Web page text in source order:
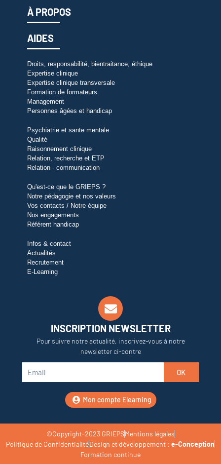
À PROPOS
AIDES
Droits, responsabilité, bientraitance, éthique
Expertise clinique
Expertise clinique transversale
Formation de formateurs
Management
Personnes âgées et handicap
Psychiatrie et sante mentale
Qualité
Raisonnement clinique
Relation, recherche et ETP
Relation - communication
Qu'est-ce que le GRIEPS ?
Notre pédagogie et nos valeurs
Vos contacts / Notre équipe
Nos engagements
Référent handicap
Infos & contact
Actualités
Recrutement
E-Learning
INSCRIPTION NEWSLETTER
Pour suivre notre actualité, inscrivez-vous à notre
newsletter ci-contre
OK
Mon compte Elearning
©Copyright-2023 GRIEPSMentions légales
Politique de ConfidentialitéDesign et développement : e-Conception
Formation continue